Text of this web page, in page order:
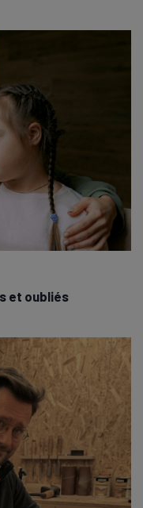
et oubliés